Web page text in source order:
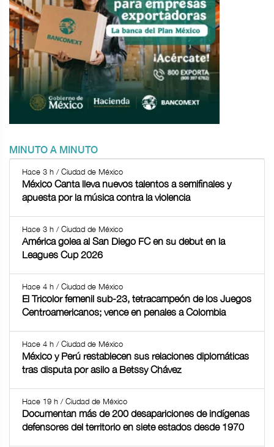
MINUTO A MINUTO
Hace 3 h / Ciudad de México
México Canta lleva nuevos talentos a semifinales y
apuesta por la música contra la violencia
Hace 3 h / Ciudad de México
América golea al San Diego FC en su debut en la
Leagues Cup 2026
Hace 4 h / Ciudad de México
El Tricolor femenil sub-23, tetracampeón de los Juegos
Centroamericanos; vence en penales a Colombia
Hace 4 h / Ciudad de México
México y Perú restablecen sus relaciones diplomáticas
tras disputa por asilo a Betssy Chávez
Hace 19 h / Ciudad de México
Documentan más de 200 desapariciones de indígenas
defensores del territorio en siete estados desde 1970